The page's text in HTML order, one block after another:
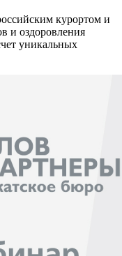
курортом и
и оздоровления
уникальных